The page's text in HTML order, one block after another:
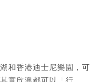
和香港迪士尼樂園，可
實欣澳都可以「行